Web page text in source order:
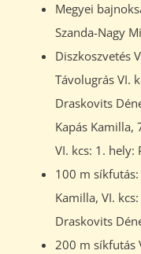
Megyei
Szanda-Nagy
Diszkoszvetés
Távolugrás VI.
Draskovits
Kapás Kamilla,
VI. kcs: 1. hely:
100 m
Kamilla, VI.
Draskovits
200 m síkfutás